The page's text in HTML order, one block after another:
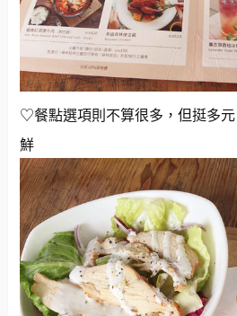
♡餐點選項則不算很多，但挺多
鮮